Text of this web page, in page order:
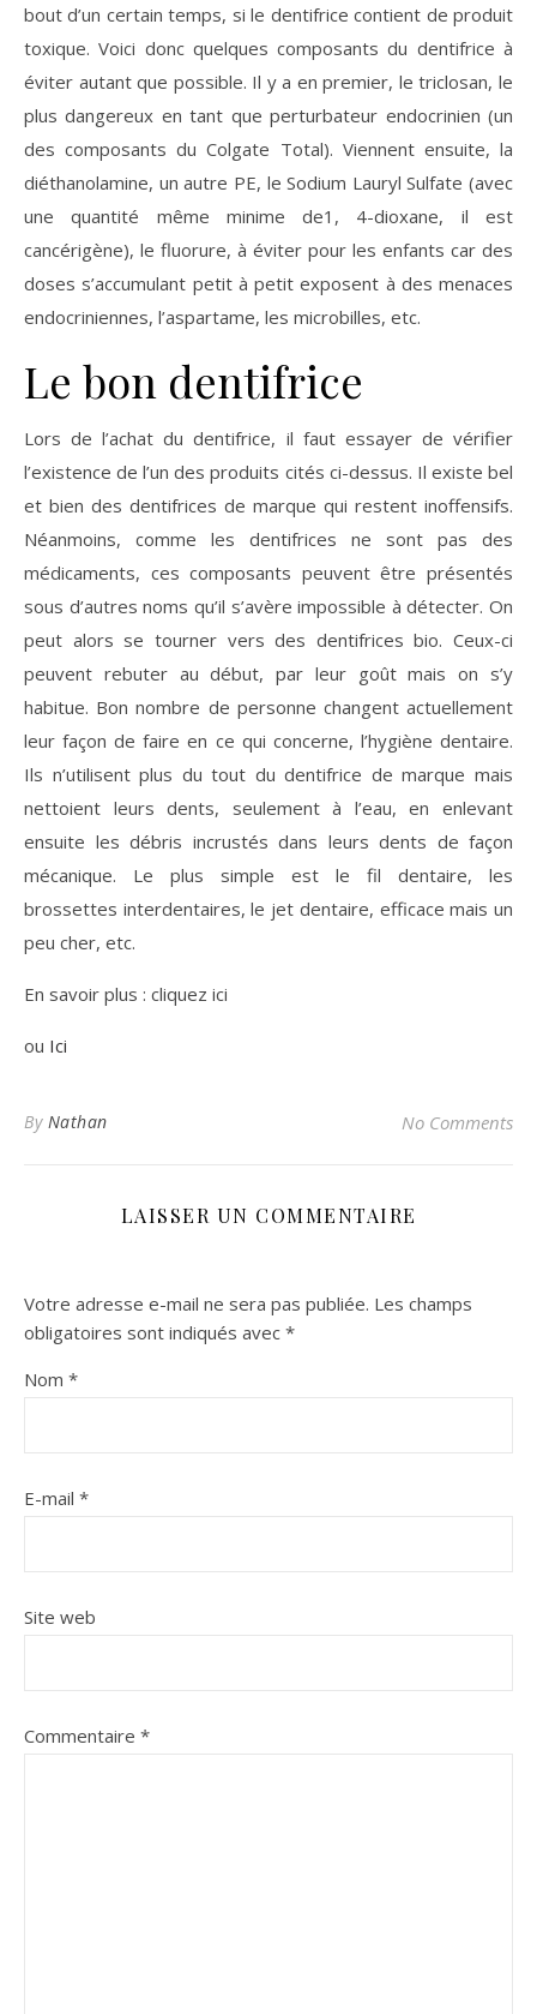
bout d’un certain temps, si le dentifrice contient de produit
toxique. Voici donc quelques composants du dentifrice à
éviter autant que possible. Il y a en premier, le triclosan, le
plus dangereux en tant que perturbateur endocrinien (un
des composants du Colgate Total). Viennent ensuite, la
diéthanolamine, un autre PE, le Sodium Lauryl Sulfate (avec
une quantité même minime de1, 4-dioxane, il est
cancérigène), le fluorure, à éviter pour les enfants car des
doses s’accumulant petit à petit exposent à des menaces
endocriniennes, l’aspartame, les microbilles, etc.
Le bon dentifrice
Lors de l’achat du dentifrice, il faut essayer de vérifier
l’existence de l’un des produits cités ci-dessus. Il existe bel
et bien des dentifrices de marque qui restent inoffensifs.
Néanmoins, comme les dentifrices ne sont pas des
médicaments, ces composants peuvent être présentés
sous d’autres noms qu’il s’avère impossible à détecter. On
peut alors se tourner vers des dentifrices bio. Ceux-ci
peuvent rebuter au début, par leur goût mais on s’y
habitue. Bon nombre de personne changent actuellement
leur façon de faire en ce qui concerne, l’hygiène dentaire.
Ils n’utilisent plus du tout du dentifrice de marque mais
nettoient leurs dents, seulement à l’eau, en enlevant
ensuite les débris incrustés dans leurs dents de façon
mécanique. Le plus simple est le fil dentaire, les
brossettes interdentaires, le jet dentaire, efficace mais un
peu cher, etc.
En savoir plus : cliquez ici
ou Ici
By Nathan No Comments
LAISSER UN COMMENTAIRE
Votre adresse e-mail ne sera pas publiée. Les champs
obligatoires sont indiqués avec *
Nom *
E-mail *
Site web
Commentaire *